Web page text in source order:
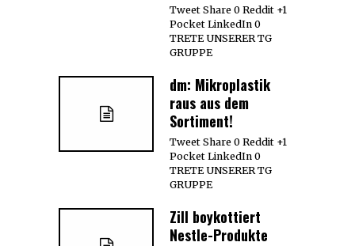
Tweet Share 0 Reddit +1
Pocket LinkedIn 0
TRETE UNSERER TG
GRUPPE
dm: Mikroplastik
raus aus dem
Sortiment!
Tweet Share 0 Reddit +1
Pocket LinkedIn 0
TRETE UNSERER TG
GRUPPE
Zill boykottiert
Nestle-Produkte